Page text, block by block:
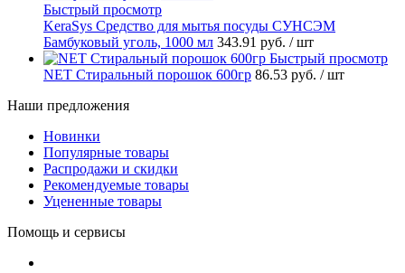
Быстрый просмотр
KeraSys Средство для мытья посуды СУНСЭМ
Бамбуковый уголь, 1000 мл 343.91 руб. / шт
Быстрый просмотр
NET Стиральный порошок 600гр 86.53 руб. / шт
Наши предложения
Новинки
Популярные товары
Распродажи и скидки
Рекомендуемые товары
Уцененные товары
Помощь и сервисы